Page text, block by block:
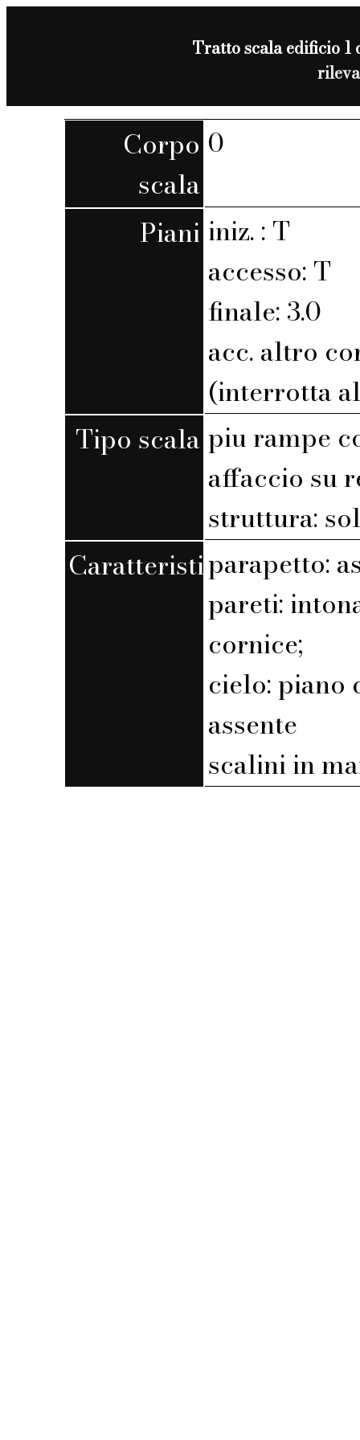
Tratto scala edificio 1
Corpo
scala
0
Piani iniz. : T
accesso: T
finale: 3.0
acc. altro
(interrotta
Tipo scala piu rampe
affaccio su
struttura:
Caratteristicheparapetto:
pareti:
cornice;
cielo: piano
assente
scalini in